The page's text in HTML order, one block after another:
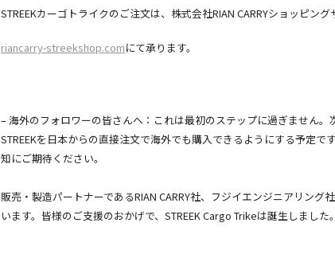
STREEKカーゴトライクのご注文は、株式会社RIAN CARRYショッピング
riancarry-streekshop.comにて承ります。
– 海外のフォロワーの皆さんへ：これは最初のステップに過ぎません。
STREEKを日本からの直接注文で海外でも購入できるようにする予定で
知にご期待ください。
販売・製造パートナーであるRIAN CARRY社、フジイエンジニアリング
います。皆様のご支援のおかげで、STREEK Cargo Trikeは誕生しました。